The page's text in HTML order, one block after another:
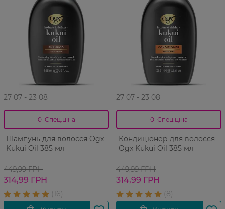
27 07 - 23 08
0_Спец.ціна
Шампунь для волосся Ogx
Kukui Oil 385 мл
449,99 ГРН
314,99 ГРН
27 07 - 23 08
0_Спец.ціна
Кондиціонер для волосся
Ogx Kukui Oil 385 мл
449,99 ГРН
314,99 ГРН